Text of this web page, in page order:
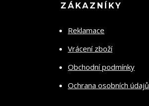
ZÁKAZNÍKY
Reklamace
Vrácení zboží
Obchodní podmínky
Ochrana osobních údajů